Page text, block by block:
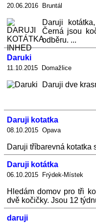
20.06.2016 Bruntál
Daruji
Černá jsou
odběru. ...
Daruki
11.10.2015 Domažlice
Daruji dve
Daruji kotatka
08.10.2015 Opava
Daruji tříbarevná kotatka
Daruji kotátka
06.10.2015 Frýdek-Místek
Hledám domov pro tři
dvě kočičky. Jsou 12
daruji